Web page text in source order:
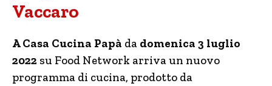
Vaccaro
A Casa Cucina Papà da domenica 3 luglio
2022 su Food Network arriva un nuovo
programma di cucina, prodotto da